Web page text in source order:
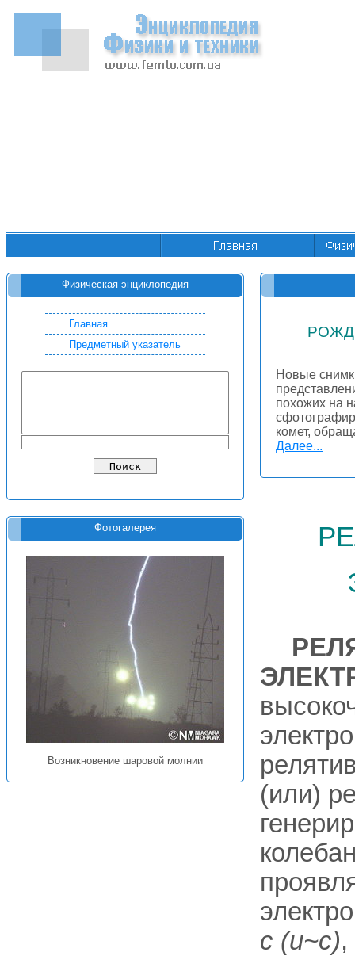
Физическая энциклопедия
Главная
Предметный указатель
Фотогалерея
Возникновение шаровой молнии
Новые
похожих на
комет,
Далее...
(или)
с (и~с),